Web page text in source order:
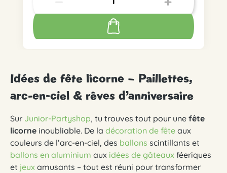
Idées de fête licorne – Paillettes,
arc-en-ciel & rêves d’anniversaire
Sur Junior-Partyshop, tu trouves tout pour une fête
licorne inoubliable. De la décoration de fête aux
couleurs de l’arc-en-ciel, des ballons scintillants et
ballons en aluminium aux idées de gâteaux féeriques
et jeux amusants – tout est réuni pour transformer